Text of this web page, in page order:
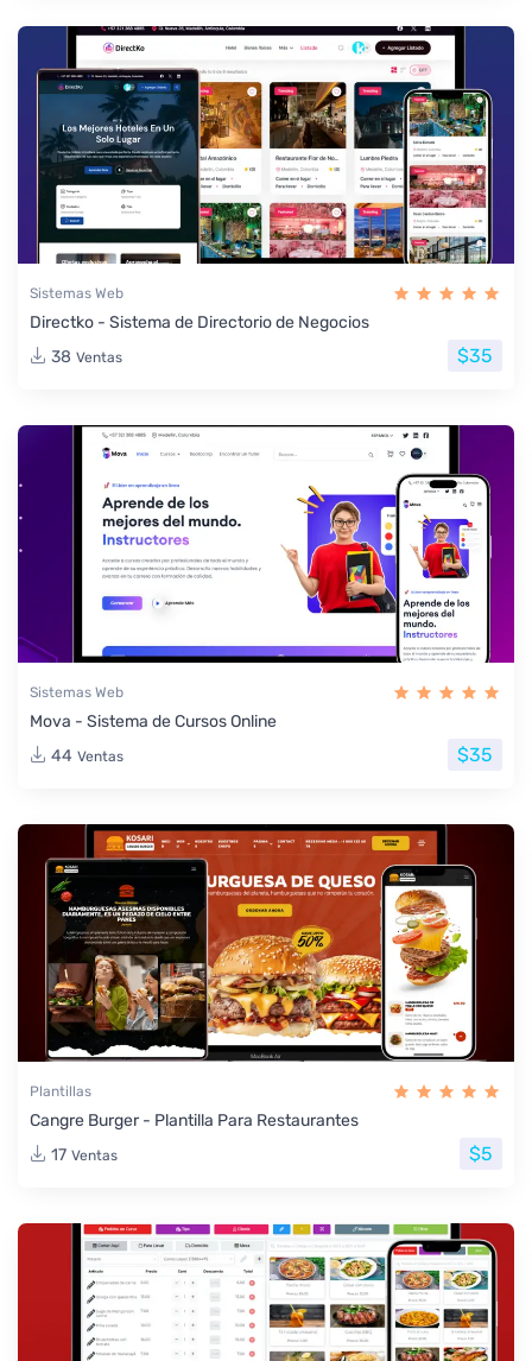
Sistemas Web
Directko - Sistema de Directorio de Negocios
38 Ventas $35
Sistemas Web
Mova - Sistema de Cursos Online
44 Ventas $35
Plantillas
Cangre Burger - Plantilla Para Restaurantes
17 Ventas $5